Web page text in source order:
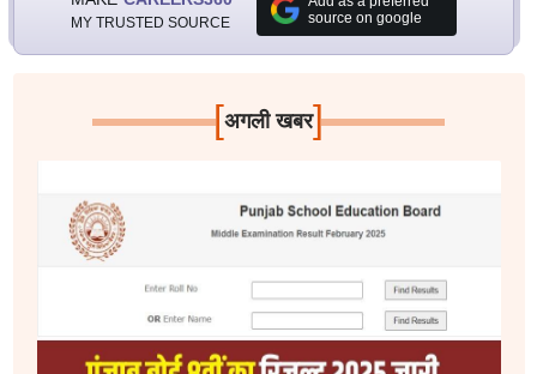
MY TRUSTED SOURCE
source on google
[अगली खबर]